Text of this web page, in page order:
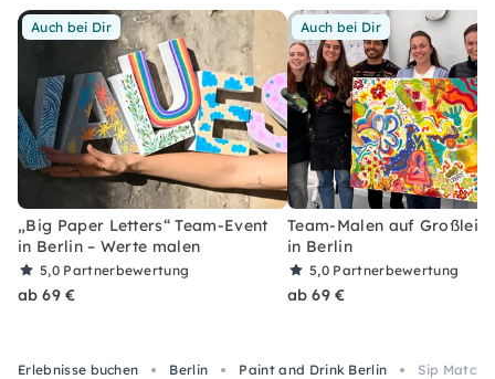
Auch bei Dir
„Big Paper Letters“ Team-Event
in Berlin – Werte malen
5,0 Partnerbewertung
ab 69 €
Auch bei Dir
Team-Malen auf
in Berlin
5,0 Partnerbewertung
ab 69 €
Erlebnisse buchen Berlin Paint and Drink Berlin
Sip